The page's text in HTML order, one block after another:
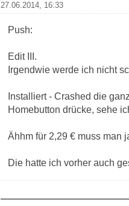
27.06.2014, 16:33
Push:
Edit III.
Irgendwie werde ich nicht
Installiert - Crashed die
Homebutton drücke, sehe
Ähhm für 2,29 € muss man
Die hatte ich vorher auch